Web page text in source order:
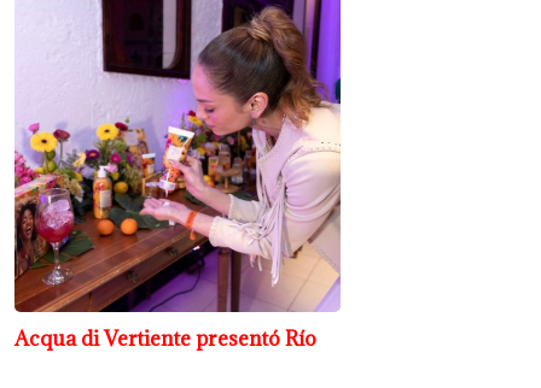
Acqua di Vertiente presentó Río